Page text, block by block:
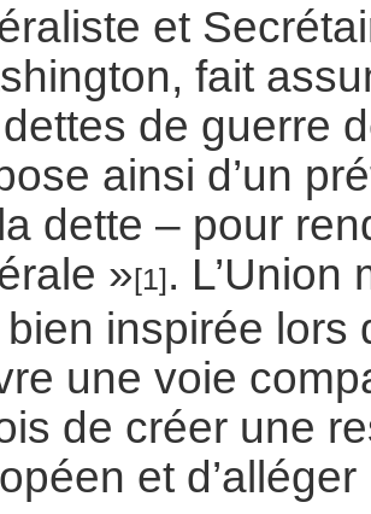
et
fait
de guerre
ainsi d’un
dette – pour
» [1] .
inspirée lors
une voie
de créer une
et